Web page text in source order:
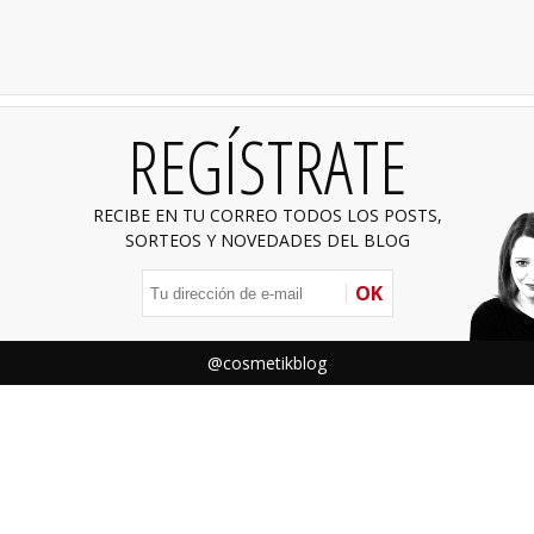
REGÍSTRATE
RECIBE EN TU CORREO TODOS LOS POSTS,
SORTEOS Y NOVEDADES DEL BLOG
OK
@cosmetikblog